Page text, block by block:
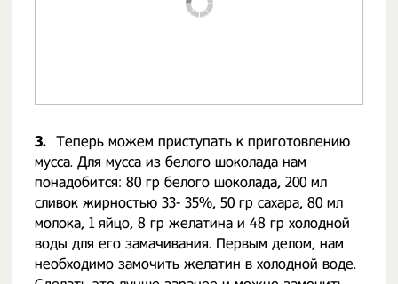
3. Теперь можем приступать к приготовлению
мусса. Для мусса из белого шоколада нам
понадобится: 80 гр белого шоколада, 200 мл
сливок жирностью 33- 35%, 50 гр сахара, 80 мл
молока, 1 яйцо, 8 гр желатина и 48 гр холодной
воды для его замачивания. Первым делом, нам
необходимо замочить желатин в холодной воде.